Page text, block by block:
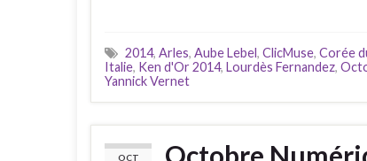
2014, Arles, Aube Lebel, ClicMuse, Corée
Italie, Ken d'Or 2014, Lourdès Fernandez,
Yannick Vernet
OCT